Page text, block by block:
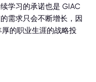
学习的承诺也是 GIAC
需求只会不断增长，因
的职业生涯的战略投